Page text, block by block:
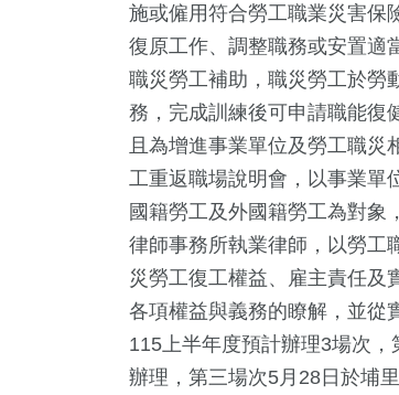
施或僱用符合勞工職業災害保
復原工作、調整職務或安置適
職災勞工補助，職災勞工於勞
務，完成訓練後可申請職能復
且為增進事業單位及勞工職
工重返職場說明會，以事業單
國籍勞工及外國籍勞工為對象
律師事務所執業律師，以勞工
災勞工復工權益、雇主責任及
各項權益與義務的瞭解，並從
115上半年度預計辦理3場次
辦理，第三場次5月28日於埔
+
兩岸
556 +
政治
288+
健康及醫療
0+
2023金鐘獎
6+
海峽論壇專區